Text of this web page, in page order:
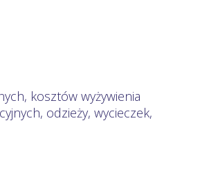
kosztów wyżywienia
odzieży, wycieczek,